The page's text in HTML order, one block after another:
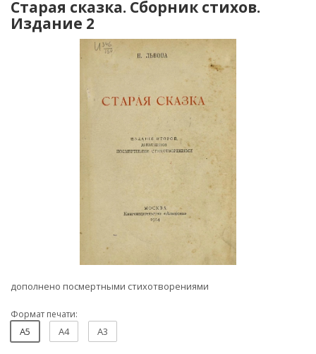
Старая сказка. Сборник стихов.
Издание 2
дополнено посмертными стихотворениями
Формат печати:
A5 A4 A3